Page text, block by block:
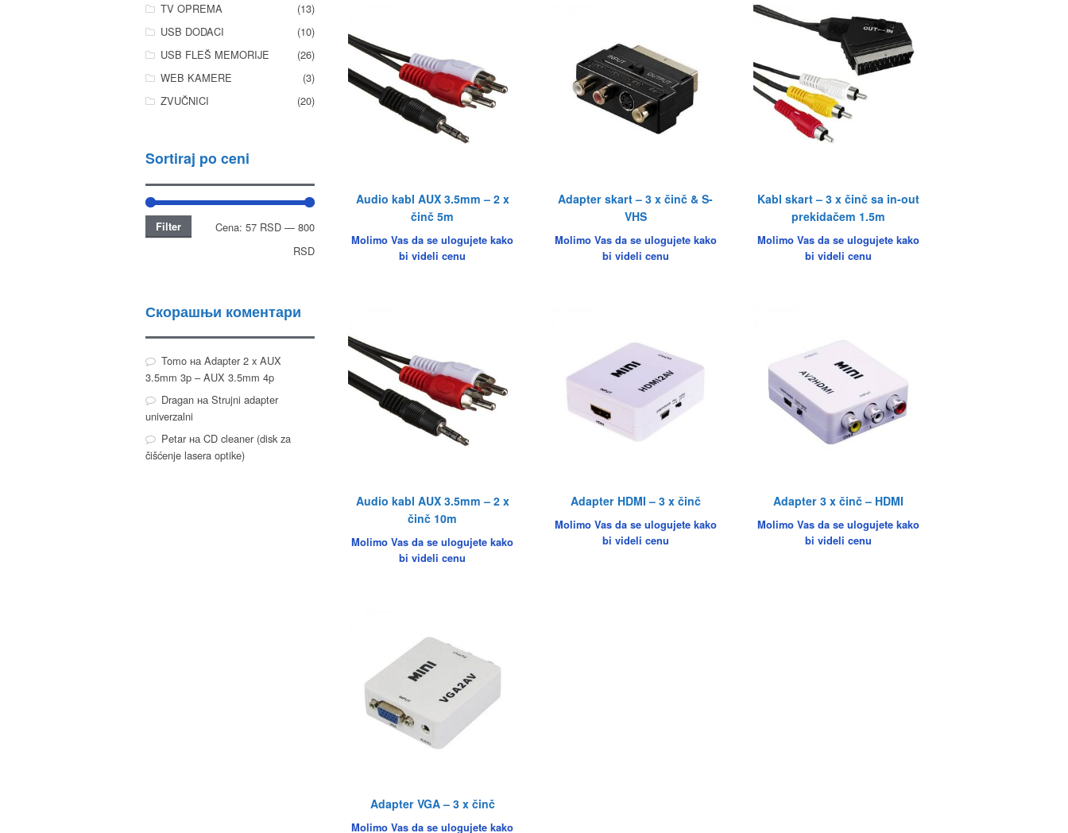
Audio kabl AUX 3.5mm – 2 x
činč 5m
Molimo Vas da se ulogujete kako
bi videli cenu
Adapter skart – 3 x činč & S-
VHS
Molimo Vas da se ulogujete kako
bi videli cenu
Kabl skart – 3 x činč sa in-out
prekidačem 1.5m
Molimo Vas da se ulogujete kako
bi videli cenu
Audio kabl AUX 3.5mm – 2 x
činč 10m
Molimo Vas da se ulogujete kako
bi videli cenu
Adapter HDMI – 3 x činč
Molimo Vas da se ulogujete kako
bi videli cenu
Adapter 3 x činč – HDMI
Molimo Vas da se ulogujete kako
bi videli cenu
Adapter VGA – 3 x činč
Molimo Vas da se ulogujete kako
TV OPREMA
(13)
USB DODACI
(10)
USB FLEŠ MEMORIJE
(26)
WEB KAMERE
(3)
ZVUČNICI
(20)
Sortiraj po ceni
Filter Cena: 57 RSD— 800
RSD
Скорашњи коментари
Tomo наAdapter 2 x AUX
3.5mm 3p – AUX 3.5mm 4p
Dragan наStrujni adapter
univerzalni
Petar наCD cleaner (disk za
čišćenje lasera optike)